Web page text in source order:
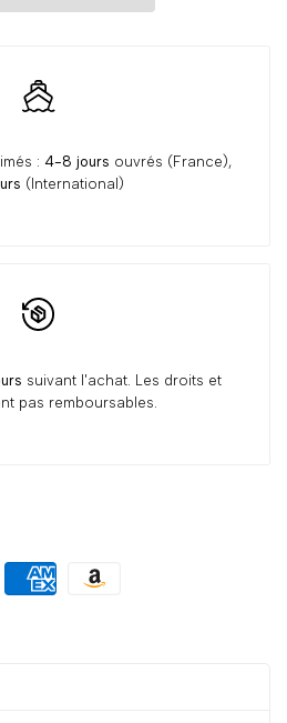
: 4-8 jours ouvrés (France),
(International)
suivant l'achat. Les droits et
pas remboursables.